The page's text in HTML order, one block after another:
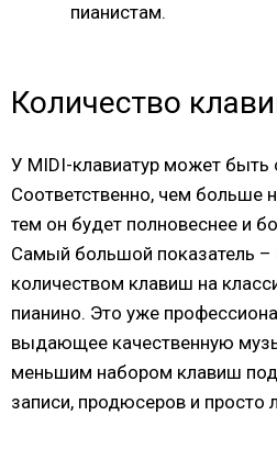
пианистам.
Количество
У MIDI-клавиатур может быть
Соответственно, чем больше
тем он будет полновеснее и
Самый большой показатель –
количеством клавиш на
пианино. Это уже
выдающее качественную
меньшим набором клавиш
записи, продюсеров и просто